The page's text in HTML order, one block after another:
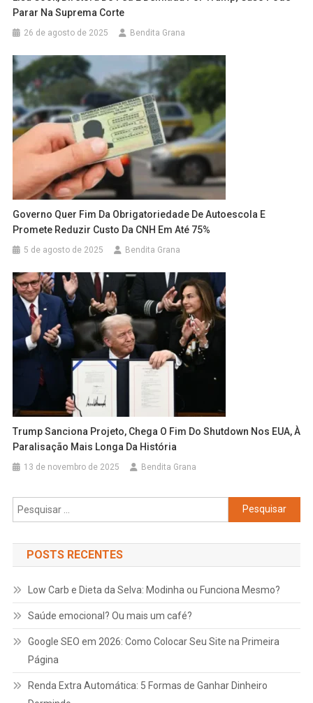
Parar Na Suprema Corte
26 de agosto de 2025 Bendita Grana
Governo Quer Fim Da Obrigatoriedade De Autoescola E
Promete Reduzir Custo Da CNH Em Até 75%
5 de agosto de 2025 Bendita Grana
Trump Sanciona Projeto, Chega O Fim Do Shutdown Nos EUA, À
Paralisação Mais Longa Da História
13 de novembro de 2025 Bendita Grana
Pesquisar
por:
POSTS RECENTES
Low Carb e Dieta da Selva: Modinha ou Funciona Mesmo?
Saúde emocional? Ou mais um café?
Google SEO em 2026: Como Colocar Seu Site na Primeira
Página
Renda Extra Automática: 5 Formas de Ganhar Dinheiro